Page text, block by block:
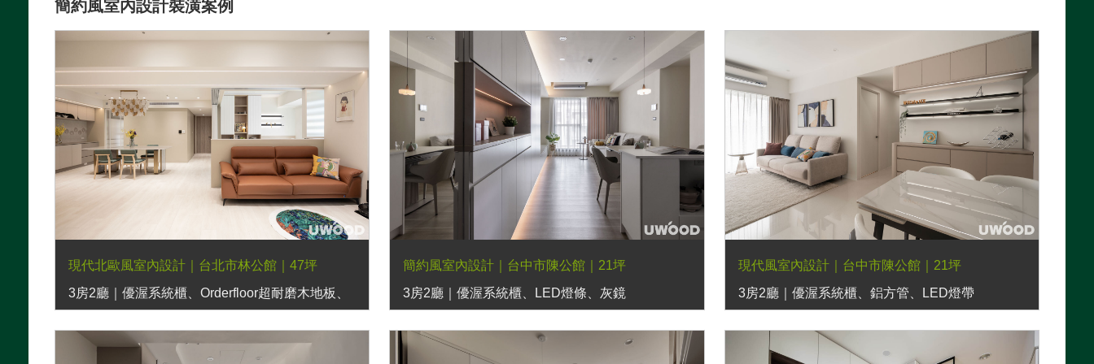
簡約風室內設計裝潢案例
現代北歐風室內設計｜台北市林公館｜47坪
3房2廳｜優渥系統櫃、Orderfloor超耐磨木地板、
歐德濾水器、羅肯沙發、日落床架
簡約風室內設計｜台中市陳公館｜21坪
3房2廳｜優渥系統櫃、LED燈條、灰鏡
現代風室內設計｜台中市陳公館｜21坪
3房2廳｜優渥系統櫃、鋁方管、LED燈帶